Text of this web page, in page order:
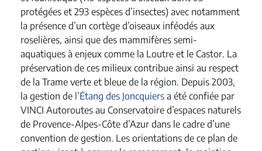
protégées et 293 espèces d’insectes) avec notamment
la présence d’un cortège d’oiseaux inféodés aux
roselières, ainsi que des mammifères semi-
aquatiques à enjeux comme la Loutre et le Castor. La
préservation de ces milieux contribue ainsi au respect
de la Trame verte et bleue de la région. Depuis 2003,
la gestion de l’Étang des Joncquiers a été confiée par
VINCI Autoroutes au Conservatoire d’espaces naturels
de Provence-Alpes-Côte d’Azur dans le cadre d’une
convention de gestion. Les orientations de ce plan de